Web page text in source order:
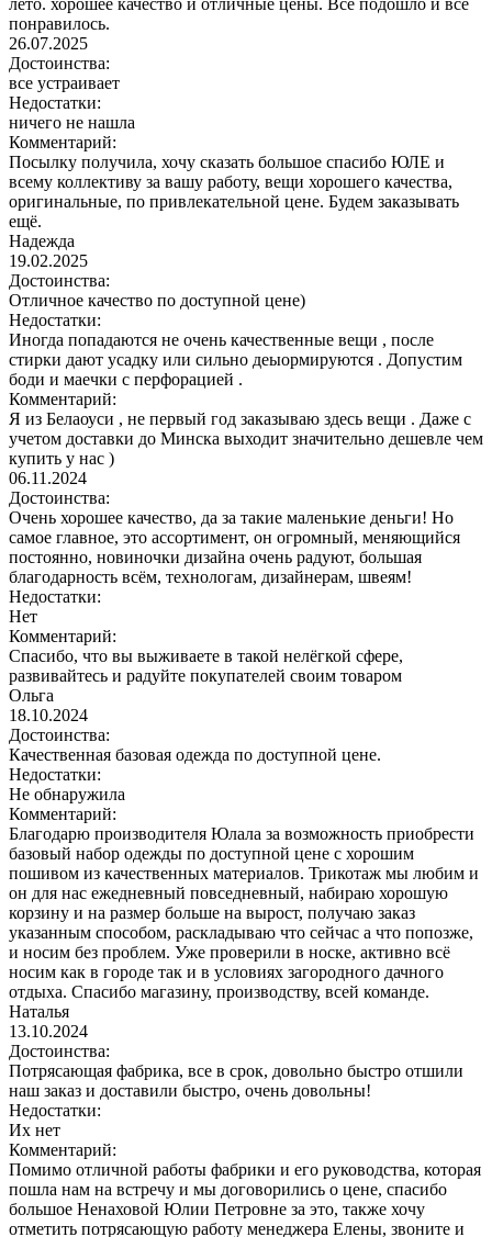
понравилось.
26.07.2025
Достоинства:
все устраивает
Недостатки:
ничего не нашла
Комментарий:
Посылку получила, хочу сказать большое спасибо ЮЛЕ и
всему коллективу за вашу работу, вещи хорошего качества,
оригинальные, по привлекательной цене. Будем заказывать
ещё.
Надежда
19.02.2025
Достоинства:
Отличное качество по доступной цене)
Недостатки:
Иногда попадаются не очень качественные вещи , после
стирки дают усадку или сильно деыормируются . Допустим
боди и маечки с перфорацией .
Комментарий:
Я из Белаоуси , не первый год заказываю здесь вещи . Даже с
учетом доставки до Минска выходит значительно дешевле чем
купить у нас )
06.11.2024
Достоинства:
Очень хорошее качество, да за такие маленькие деньги! Но
самое главное, это ассортимент, он огромный, меняющийся
постоянно, новиночки дизайна очень радуют, большая
благодарность всём, технологам, дизайнерам, швеям!
Недостатки:
Нет
Комментарий:
Спасибо, что вы выживаете в такой нелёгкой сфере,
развивайтесь и радуйте покупателей своим товаром
Ольга
18.10.2024
Достоинства:
Качественная базовая одежда по доступной цене.
Недостатки:
Не обнаружила
Комментарий:
Благодарю производителя Юлала за возможность приобрести
базовый набор одежды по доступной цене с хорошим
пошивом из качественных материалов. Трикотаж мы любим и
он для нас ежедневный повседневный, набираю хорошую
корзину и на размер больше на вырост, получаю заказ
указанным способом, раскладываю что сейчас а что попозже,
и носим без проблем. Уже проверили в носке, активно всё
носим как в городе так и в условиях загородного дачного
отдыха. Спасибо магазину, производству, всей команде.
Наталья
13.10.2024
Достоинства:
Потрясающая фабрика, все в срок, довольно быстро отшили
наш заказ и доставили быстро, очень довольны!
Недостатки:
Их нет
Комментарий:
Помимо отличной работы фабрики и его руководства, которая
пошла нам на встречу и мы договорились о цене, спасибо
большое Ненаховой Юлии Петровне за это, также хочу
отметить потрясающую работу менеджера Елены, звоните и